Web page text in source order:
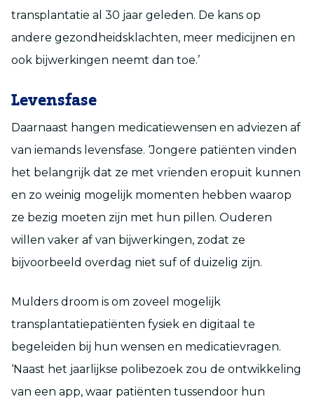
transplantatie al 30 jaar geleden. De kans op
andere gezondheidsklachten, meer medicijnen en
ook bijwerkingen neemt dan toe.’
Levensfase
Daarnaast hangen medicatiewensen en adviezen af
van iemands levensfase. ‘Jongere patiënten vinden
het belangrijk dat ze met vrienden eropuit kunnen
en zo weinig mogelijk momenten hebben waarop
ze bezig moeten zijn met hun pillen. Ouderen
willen vaker af van bijwerkingen, zodat ze
bijvoorbeeld overdag niet suf of duizelig zijn.
Mulders droom is om zoveel mogelijk
transplantatiepatiënten fysiek en digitaal te
begeleiden bij hun wensen en medicatievragen.
‘Naast het jaarlijkse polibezoek zou de ontwikkeling
van een app, waar patiënten tussendoor hun